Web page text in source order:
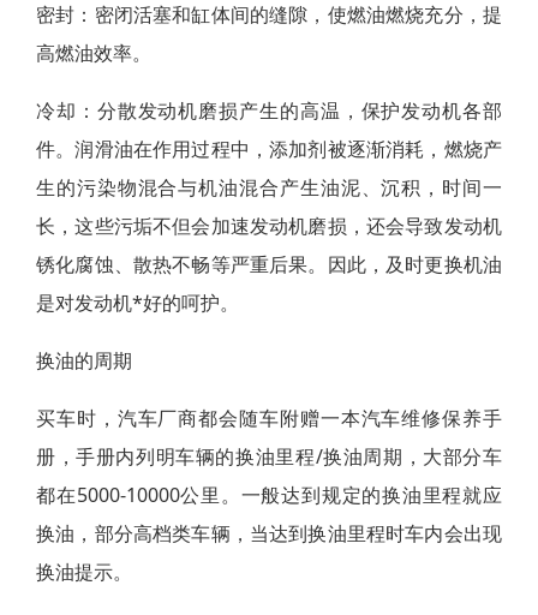
密封：密闭活塞和缸体间的缝隙，使燃油燃烧充分，提
高燃油效率。
冷却：分散发动机磨损产生的高温，保护发动机各部
件。润滑油在作用过程中，添加剂被逐渐消耗，燃烧产
生的污染物混合与机油混合产生油泥、沉积，时间一
长，这些污垢不但会加速发动机磨损，还会导致发动机
锈化腐蚀、散热不畅等严重后果。因此，及时更换机油
是对发动机*好的呵护。
换油的周期
买车时，汽车厂商都会随车附赠一本汽车维修保养手
册，手册内列明车辆的换油里程/换油周期，大部分车
都在5000-10000公里。一般达到规定的换油里程就应
换油，部分高档类车辆，当达到换油里程时车内会出现
换油提示。